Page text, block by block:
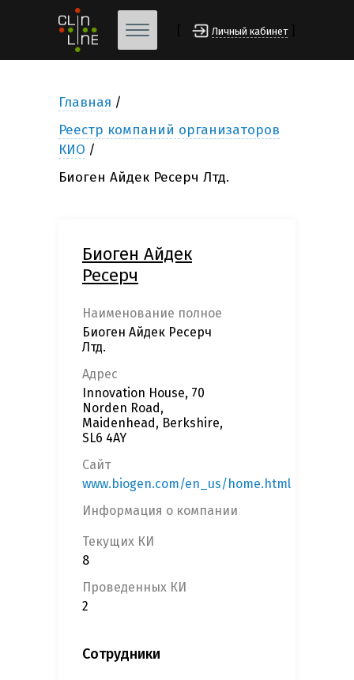
Личный кабинет
Главная
Реестр компаний организаторов
КИО
Биоген Айдек Ресерч Лтд.
Биоген Айдек
Ресерч
Наименование полное
Биоген Айдек Ресерч
Лтд.
Адрес
Innovation House, 70
Norden Road,
Maidenhead, Berkshire,
SL6 4AY
Сайт
www.biogen.com/en_us/home.html
Информация о компании
Текущих КИ
8
Проведенных КИ
2
Сотрудники